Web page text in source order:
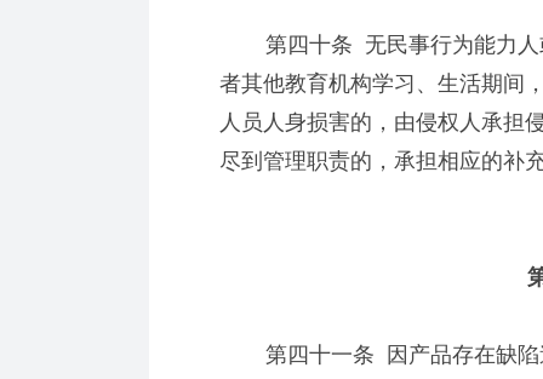
第四十条 无民事行为能力人
者其他教育机构学习、生活期间
人员人身损害的，由侵权人承担
尽到管理职责的，承担相应的补
第
第四十一条 因产品存在缺陷